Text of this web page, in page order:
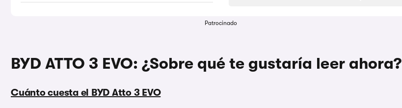
Patrocinado
BYD ATTO 3 EVO: ¿Sobre qué te gustaría leer ahora?
Cuánto cuesta el BYD Atto 3 EVO